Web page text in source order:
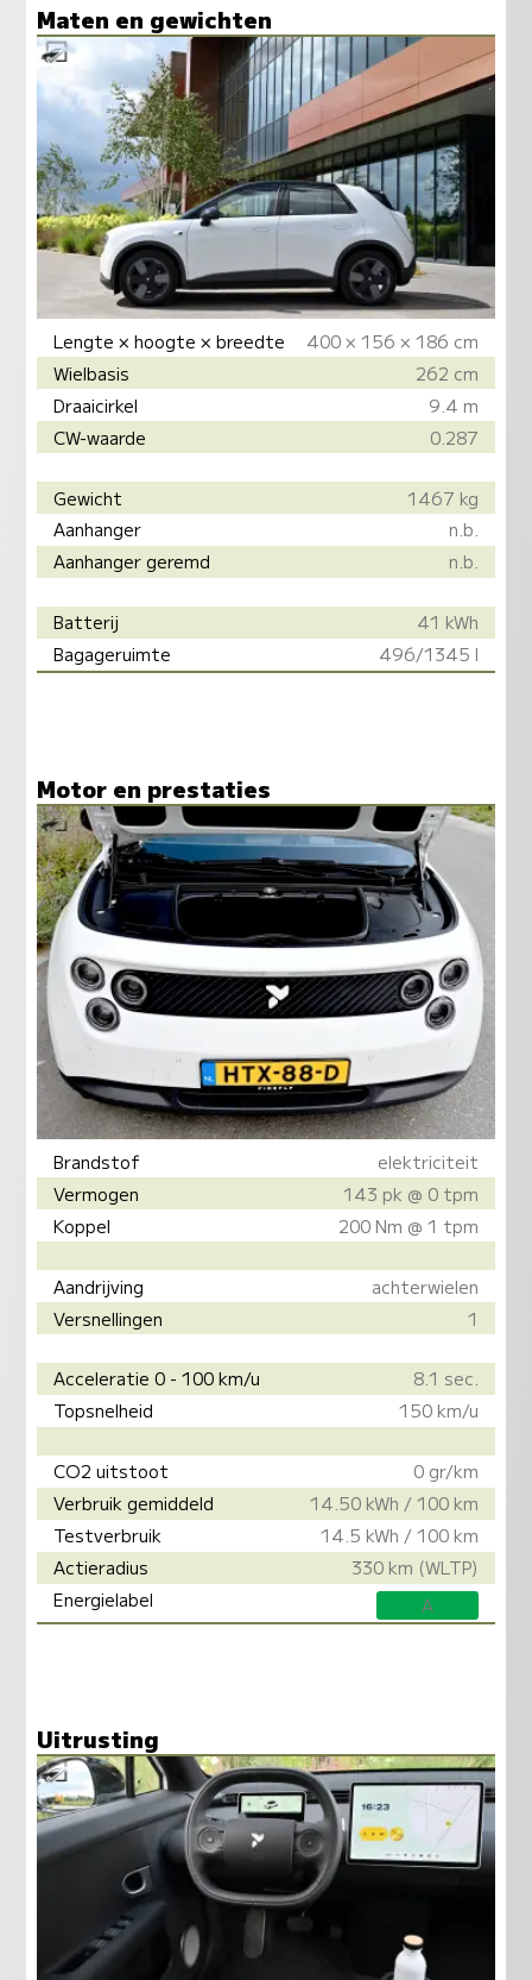
Maten en gewichten
Lengte × hoogte × breedte
400 × 156 × 186 cm
Wielbasis
262 cm
Draaicirkel
9.4 m
CW-waarde
0.287
Gewicht
1467 kg
Aanhanger
n.b.
Aanhanger geremd
n.b.
Batterij
41 kWh
Bagageruimte
496/1345 l
Motor en prestaties
Brandstof
elektriciteit
Vermogen
143 pk @ 0 tpm
Koppel
200 Nm @ 1 tpm
Aandrijving
achterwielen
Versnellingen
1
Acceleratie 0 - 100 km/u
8.1 sec.
Topsnelheid
150 km/u
CO2 uitstoot
0 gr/km
Verbruik gemiddeld
14.50 kWh / 100 km
Testverbruik
14.5 kWh / 100 km
Actieradius
330 km (WLTP)
Energielabel
A
Uitrusting